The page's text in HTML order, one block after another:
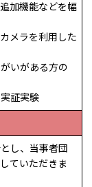
加機能などを幅
メラを利用した
いがある方の
証実験
し、当事者団
ていただきま